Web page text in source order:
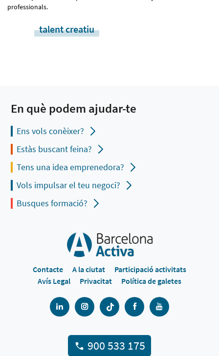
professionals.
talent creatiu
En què podem ajudar-te
Ens vols conèixer?
Estàs buscant feina?
Tens una idea emprenedora?
Vols impulsar el teu negoci?
Busques formació?
Contacte A la ciutat
Participació activitats
Avís Legal
Privacitat Política de galetes
900 533 175